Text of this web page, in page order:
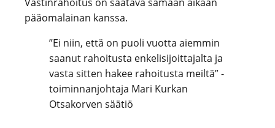
pääomalainan kanssa.
”Ei niin, että on puoli vuotta aiemmin
saanut rahoitusta enkelisijoittajalta ja
vasta sitten hakee rahoitusta meiltä” -
toiminnanjohtaja Mari Kurkan
Otsakorven säätiö